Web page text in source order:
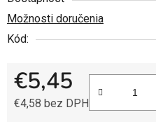
Možnosti doručenia
Kód:
€5,45
€4,58 bez DPH